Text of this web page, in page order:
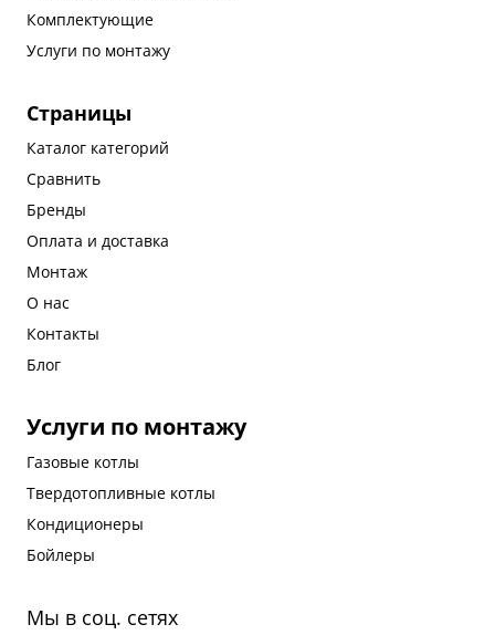
Комплектующие
Услуги по монтажу
Страницы
Каталог категорий
Сравнить
Бренды
Оплата и доставка
Монтаж
О нас
Контакты
Блог
Услуги по монтажу
Газовые котлы
Твердотопливные котлы
Кондиционеры
Бойлеры
Мы в соц. сетях